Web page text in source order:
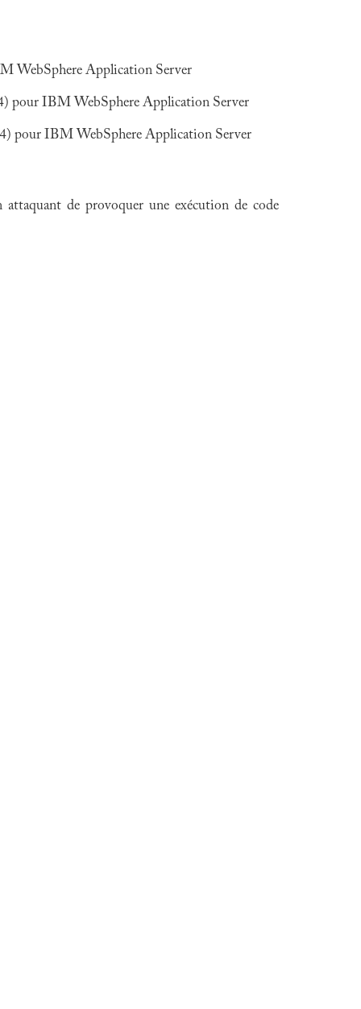
WebSphere Application Server
pour IBM WebSphere Application Server
pour IBM WebSphere Application Server
de provoquer une exécution de code